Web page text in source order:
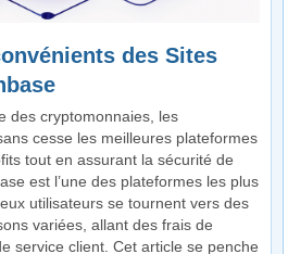
des Sites
des cryptomonnaies, les
cesse les meilleures plateformes
tout en assurant la sécurité de
est l’une des plateformes les plus
utilisateurs se tournent vers des
variées, allant des frais de
service client. Cet article se penche